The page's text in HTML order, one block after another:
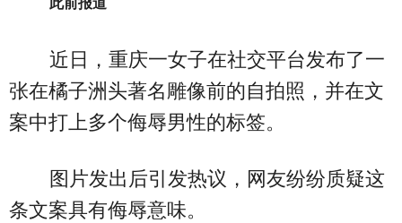
此前报道
近日，重庆一女子在社交平台发布了一
张在橘子洲头著名雕像前的自拍照，并在文
案中打上多个侮辱男性的标签。
图片发出后引发热议，网友纷纷质疑这
条文案具有侮辱意味。